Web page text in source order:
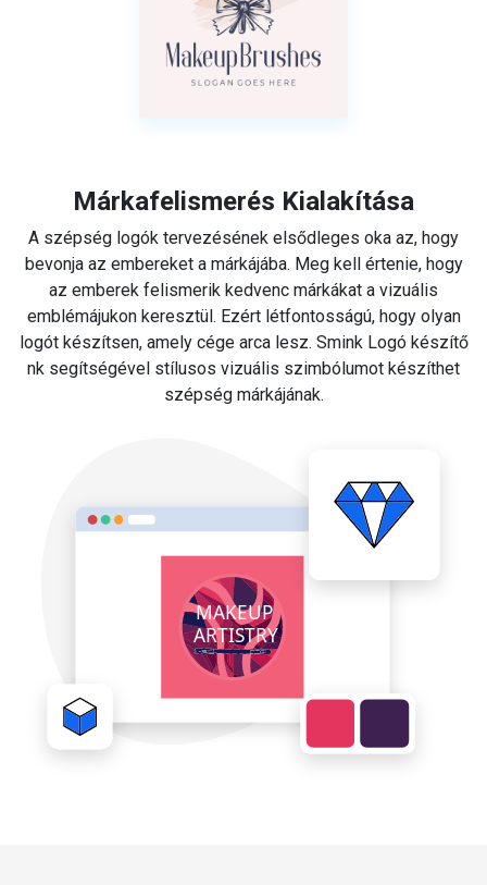
Márkafelismerés Kialakítása
A szépség logók tervezésének elsődleges oka az, hogy
bevonja az embereket a márkájába. Meg kell értenie, hogy
az emberek felismerik kedvenc márkákat a vizuális
emblémájukon keresztül. Ezért létfontosságú, hogy olyan
logót készítsen, amely cége arca lesz. Smink Logó készítő
nk segítségével stílusos vizuális szimbólumot készíthet
szépség márkájának.